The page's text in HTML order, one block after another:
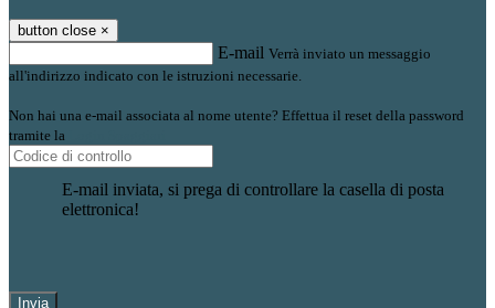
button close ×
E-mail Verrà inviato un messaggio
all'indirizzo indicato con le istruzioni necessarie.
Non hai una e-mail associata al nome utente? Effettua il reset della password
tramite la
E-mail inviata, si prega di controllare la casella di posta
elettronica!